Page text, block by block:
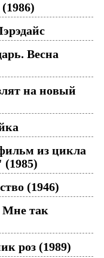
Весна
на новый
из цикла
(1985)
(1946)
так
роз (1989)